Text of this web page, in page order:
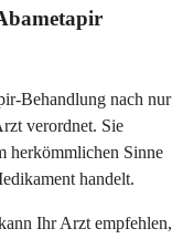
Behandlung nach nur
verordnet. Sie
herkömmlichen Sinne
handelt.
Ihr Arzt empfehlen,